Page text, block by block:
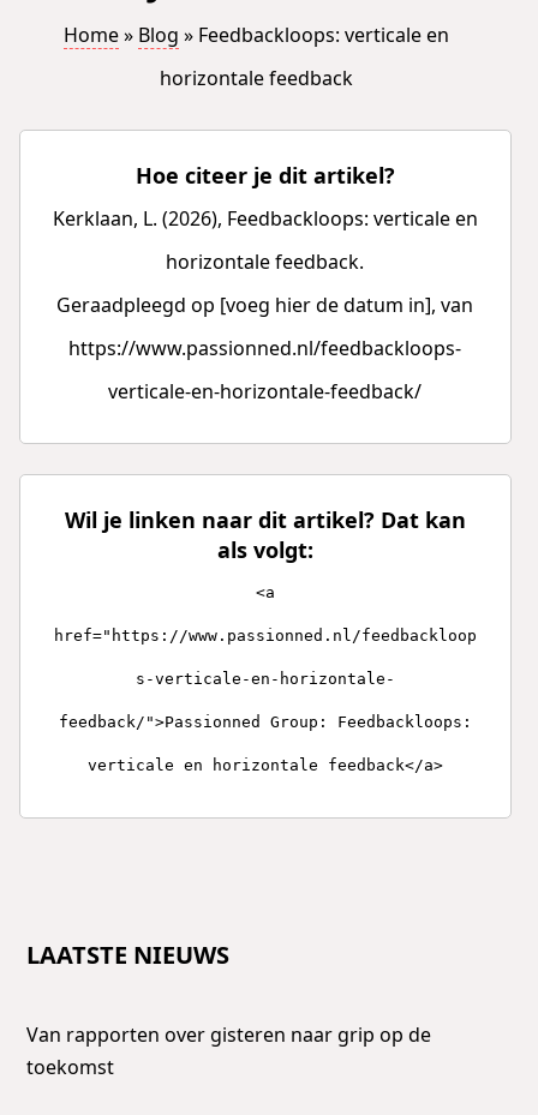
Home» Blog »Feedbackloops: verticale en
horizontale feedback
Hoe citeer je dit artikel?
Kerklaan, L. (2026), Feedbackloops: verticale en
horizontale feedback.
Geraadpleegd op [voeg hier de datum in], van
https://www.passionned.nl/feedbackloops-
verticale-en-horizontale-feedback/
Wil je linken naar dit artikel? Dat kan
als volgt:
<a
href="https://www.passionned.nl/feedbackloop
s-verticale-en-horizontale-
feedback/">Passionned Group: Feedbackloops:
verticale en horizontale feedback</a>
LAATSTE NIEUWS
Van rapporten over gisteren naar grip op de
toekomst